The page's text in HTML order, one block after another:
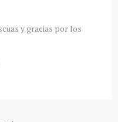
y gracias por los